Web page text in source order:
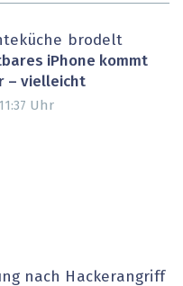
brodelt
iPhone kommt
– vielleicht
Uhr
nach Hackerangriff